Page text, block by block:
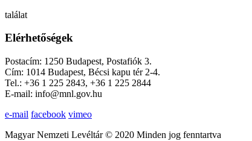
találat
Elérhetőségek
Postacím: 1250 Budapest, Postafiók 3.
Cím: 1014 Budapest, Bécsi kapu tér 2-4.
Tel.: +36 1 225 2843, +36 1 225 2844
E-mail: info@mnl.gov.hu
e-mail facebook vimeo
Magyar Nemzeti Levéltár © 2020 Minden jog fenntartva